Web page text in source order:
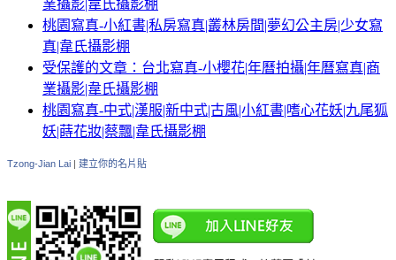
業攝影|韋氏攝影棚
桃園寫真-小紅書|私房寫真|叢林房間|夢幻公主房|少女寫
真|韋氏攝影棚
受保護的文章：台北寫真-小櫻花|年曆拍攝|年曆寫真|商
業攝影|韋氏攝影棚
桃園寫真-中式|漢服|新中式|古風|小紅書|嗜心花妖|九尾狐
妖|蒔花妝|蔡飄|韋氏攝影棚
Tzong-Jian Lai | 建立你的名片貼